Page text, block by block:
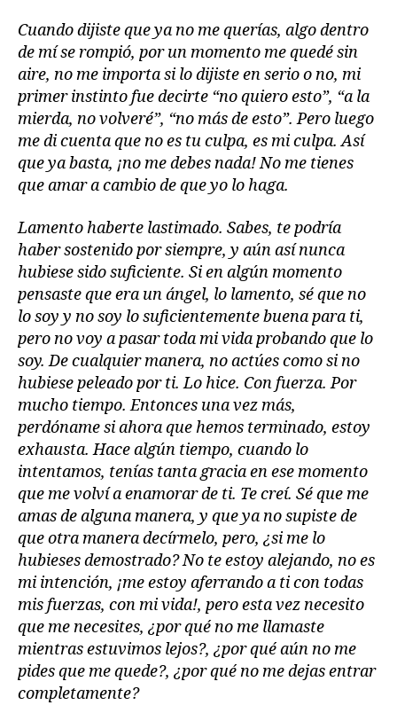
Cuando dijiste que ya no me querías, algo dentro
de mí se rompió, por un momento me quedé sin
aire, no me importa si lo dijiste en serio o no, mi
primer instinto fue decirte “no quiero esto”, “a la
mierda, no volveré”, “no más de esto”. Pero luego
me di cuenta que no es tu culpa, es mi culpa. Así
que ya basta, ¡no me debes nada! No me tienes
que amar a cambio de que yo lo haga.
Lamento haberte lastimado. Sabes, te podría
haber sostenido por siempre, y aún así nunca
hubiese sido suficiente. Si en algún momento
pensaste que era un ángel, lo lamento, sé que no
lo soy y no soy lo suficientemente buena para ti,
pero no voy a pasar toda mi vida probando que lo
soy. De cualquier manera, no actúes como si no
hubiese peleado por ti. Lo hice. Con fuerza. Por
mucho tiempo. Entonces una vez más,
perdóname si ahora que hemos terminado, estoy
exhausta. Hace algún tiempo, cuando lo
intentamos, tenías tanta gracia en ese momento
que me volví a enamorar de ti. Te creí. Sé que me
amas de alguna manera, y que ya no supiste de
que otra manera decírmelo, pero, ¿si me lo
hubieses demostrado? No te estoy alejando, no es
mi intención, ¡me estoy aferrando a ti con todas
mis fuerzas, con mi vida!, pero esta vez necesito
que me necesites, ¿por qué no me llamaste
mientras estuvimos lejos?, ¿por qué aún no me
pides que me quede?, ¿por qué no me dejas entrar
completamente?